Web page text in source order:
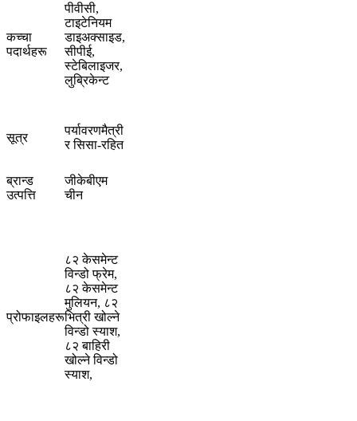
कच्चा
पदार्थहरू
पीवीसी,
टाइटेनियम
डाइअक्साइड,
सीपीई,
स्टेबिलाइजर,
लुब्रिकेन्ट
सूत्र
पर्यावरणमैत्री
र सिसा-रहित
ब्रान्ड
जीकेबीएम
उत्पत्ति
चीन
प्रोफाइलहरू
८२ केसमेन्ट
विन्डो फ्रेम,
८२ केसमेन्ट
मुलियन, ८२
भित्री खोल्ने
विन्डो स्याश,
८२ बाहिरी
खोल्ने विन्डो
स्याश,